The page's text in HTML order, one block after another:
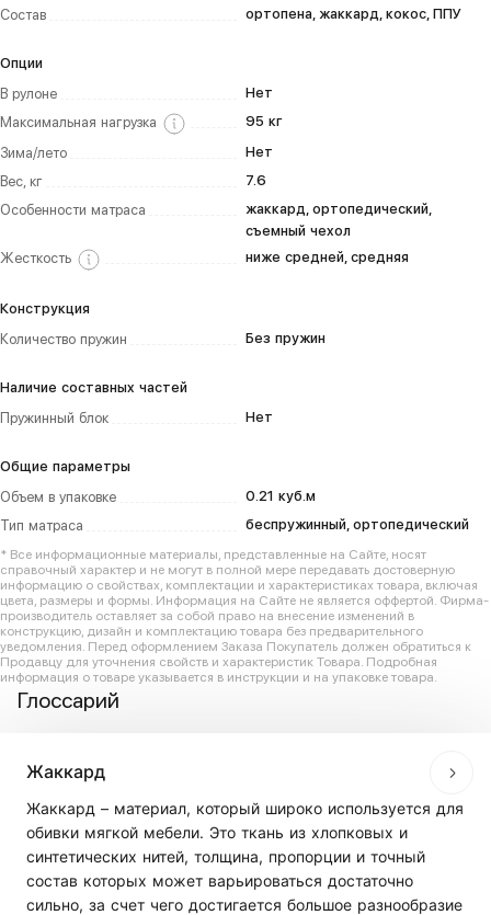
Состав
ортопена, жаккард, кокос, ППУ
Опции
В рулоне
Нет
Максимальная нагрузка
95 кг
Зима/лето
Нет
Вес, кг
7.6
Особенности матраса
жаккард, ортопедический,
съемный чехол
Жесткость
ниже средней, средняя
Конструкция
Количество пружин
Без пружин
Наличие составных частей
Пружинный блок
Нет
Общие параметры
Объем в упаковке
0.21 куб.м
Тип матраса
беспружинный, ортопедический
* Все информационные материалы, представленные на Сайте, носят
справочный характер и не могут в полной мере передавать достоверную
информацию о свойствах, комплектации и характеристиках товара, включая
цвета, размеры и формы. Информация на Сайте не является оффертой. Фирма-
производитель оставляет за собой право на внесение изменений в
конструкцию, дизайн и комплектацию товара без предварительного
уведомления. Перед оформлением Заказа Покупатель должен обратиться к
Продавцу для уточнения свойств и характеристик Товара. Подробная
информация о товаре указывается в инструкции и на упаковке товара.
Глоссарий
Жаккард
Жаккард – материал, который широко используется для
обивки мягкой мебели. Это ткань из хлопковых и
синтетических нитей, толщина, пропорции и точный
состав которых может варьироваться достаточно
сильно, за счет чего достигается большое разнообразие